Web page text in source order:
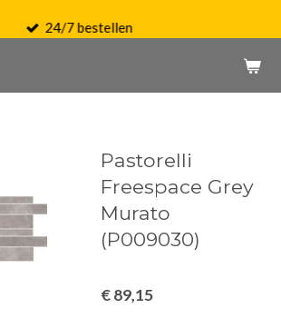
24/7 bestellen
Pastorelli
Freespace Grey
Murato
(P009030)
€ 89,15